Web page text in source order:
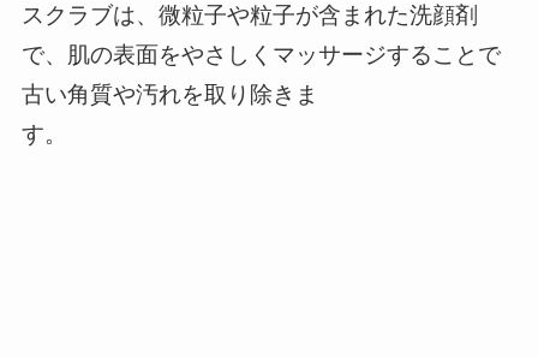
スクラブは、微粒子や粒子が含まれた洗顔剤
で、肌の表面をやさしくマッサージすることで
古い角質や汚れを取り除きま
す。